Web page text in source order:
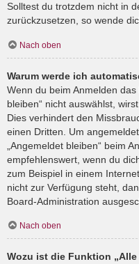
Solltest du trotzdem nicht in
zurückzusetzen, so wende
Nach oben
Warum werde ich
Wenn du beim Anmelden
bleiben“ nicht auswählst,
Dies verhindert den
einen Dritten. Um
„Angemeldet bleiben“ beim
empfehlenswert, wenn du
zum Beispiel in einem
nicht zur Verfügung steht,
Board-Administration
Nach oben
Wozu ist die Funktion